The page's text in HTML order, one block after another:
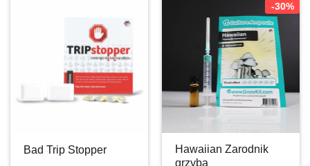
€13,97
Bad Trip Stopper
-30%
Hawaiian Zarodnik
grzyba